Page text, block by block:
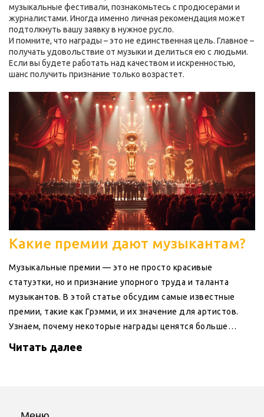
музыкальные фестивали, познакомьтесь с продюсерами и
журналистами. Иногда именно личная рекомендация может
подтолкнуть вашу заявку в нужное русло.
И помните, что награды – это не единственная цель. Главное –
получать удовольствие от музыки и делиться ею с людьми.
Если вы будете работать над качеством и искренностью,
шанс получить признание только возрастет.
Какие премии дают музыкантам?
Музыкальные премии — это не просто красивые
статуэтки, но и признание упорного труда и таланта
музыкантов. В этой статье обсудим самые известные
премии, такие как Грэмми, и их значение для артистов.
Узнаем, почему некоторые награды ценятся больше
Поговорим о любопытных фактах, связанных с премиями,
Читать далее